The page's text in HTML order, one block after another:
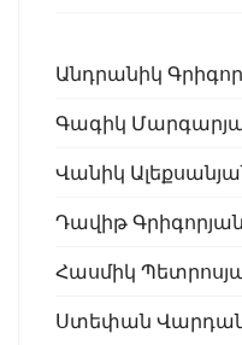
Անդրանիկ
Գագիկ
Վանիկ
Դավիթ Գրիգորյան
Հասմիկ
Ստեփան